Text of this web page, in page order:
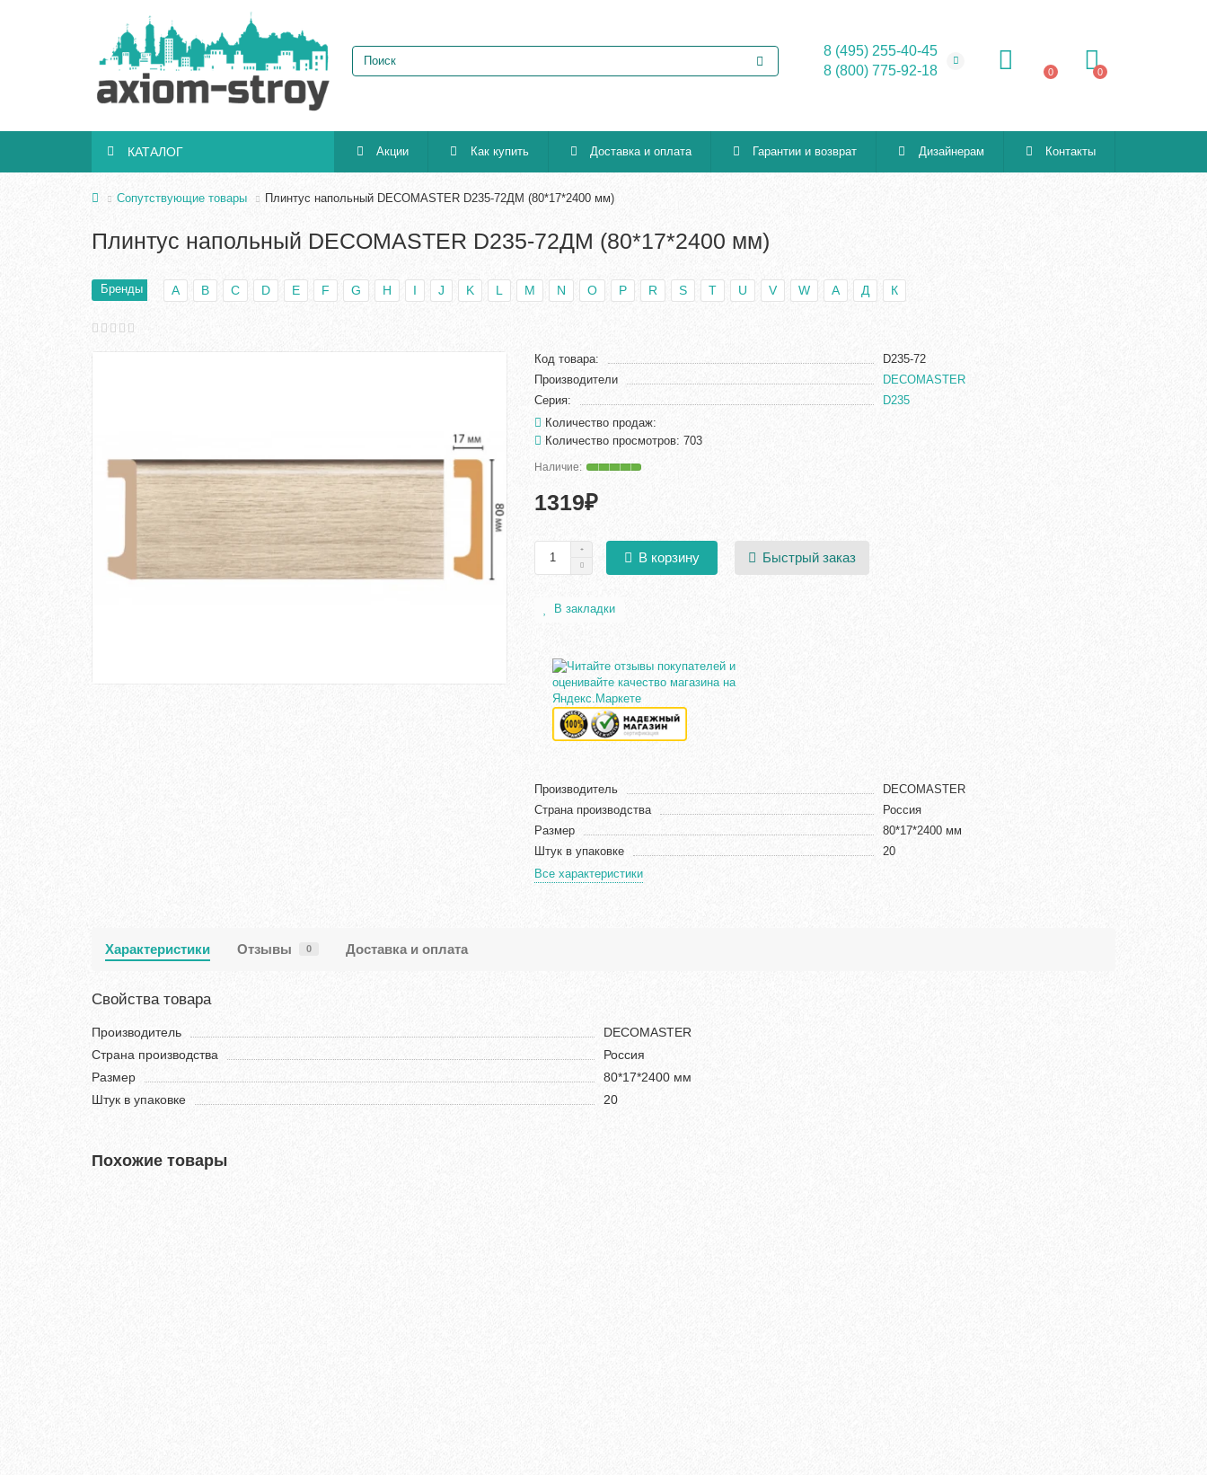
8 (495) 255-40-45
8 (800) 775-92-18
0 0
КАТАЛОГ Акции Как купить Доставка и оплата Гарантии и возврат Дизайнерам Контакты
Сопутствующие товары Плинтус напольный DECOMASTER D235-72ДМ (80*17*2400 мм)
Плинтус напольный DECOMASTER D235-72ДМ (80*17*2400 мм)
Бренды A B C D E F G H I J K L M N O P R S T U V W А Д К
Код товара:
D235-72
Производители
DECOMASTER
Серия:
D235
Количество продаж:
Количество просмотров: 703
1319₽
В корзину Быстрый заказ
В закладки
Производитель
DECOMASTER
Страна производства
Россия
Размер
80*17*2400 мм
Штук в упаковке
20
Все характеристики
Характеристики Отзывы 0 Доставка и оплата
Свойства товара
Производитель
DECOMASTER
Страна производства
Россия
Размер
80*17*2400 мм
Штук в упаковке
20
Похожие товары